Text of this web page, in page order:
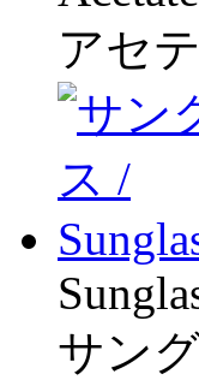
アセ
サン